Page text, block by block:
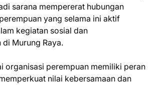
sarana mempererat hubungan
yang selama ini aktif
kegiatan sosial dan
Murung Raya.
organisasi perempuan memiliki peran
nilai kebersamaan dan